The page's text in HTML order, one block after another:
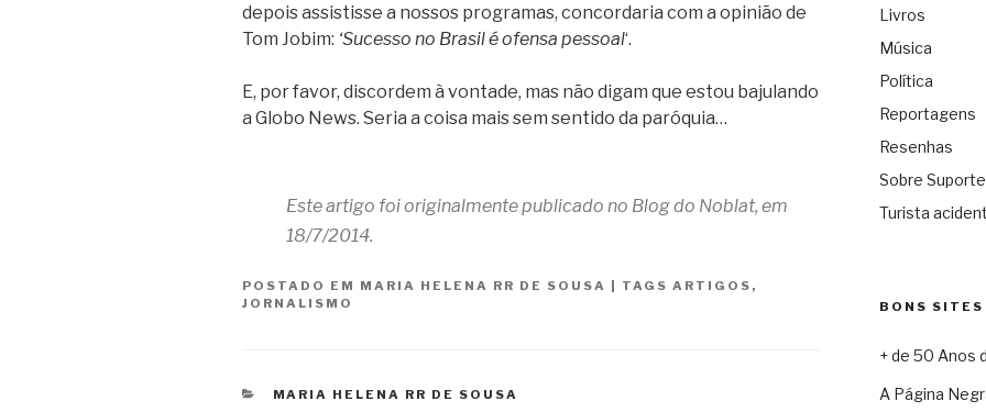
depois assistisse a nossos programas, concordaria com a opinião de
Tom Jobim: ‘Sucesso no Brasil é ofensa pessoal‘.
E, por favor, discordem à vontade, mas não digam que estou bajulando
a Globo News. Seria a coisa mais sem sentido da paróquia…
Este artigo foi originalmente publicado no Blog do Noblat, em
18/7/2014.
POSTADO EM MARIA HELENA RR DE SOUSA | TAGS ARTIGOS ,
JORNALISMO
CATEGORIAS
MARIA HELENA RR DE SOUSA
Livros
Música
Política
Reportagens
Resenhas
Sobre
Turista
BONS SITES
+ de 50 Anos
A Página